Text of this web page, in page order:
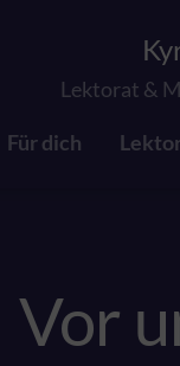
Lektorat &
Für dich
Vor